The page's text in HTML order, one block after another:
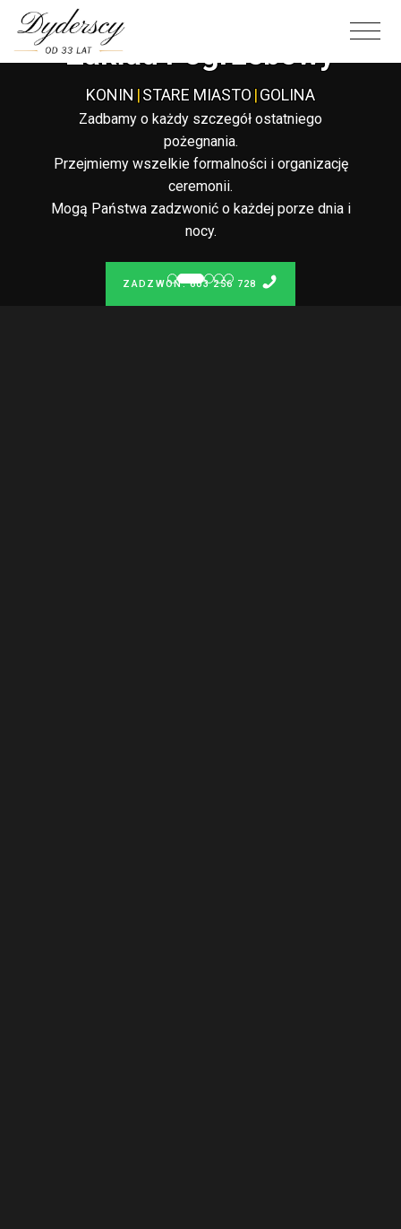
Całodobowy
Zakład Pogrzebowy
KONIN |STARE MIASTO |GOLINA
Zadbamy o każdy szczegół ostatniego
pożegnania.
Przejmiemy wszelkie formalności i organizację
ceremonii.
Mogą Państwa zadzwonić o każdej porze dnia i
nocy.
ZADZWOŃ: 603 256 728